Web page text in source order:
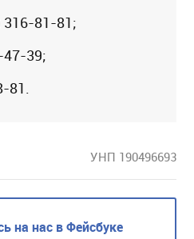
316-81-81;
47-39;
81.
УНП 190496693
на нас в Фейсбуке